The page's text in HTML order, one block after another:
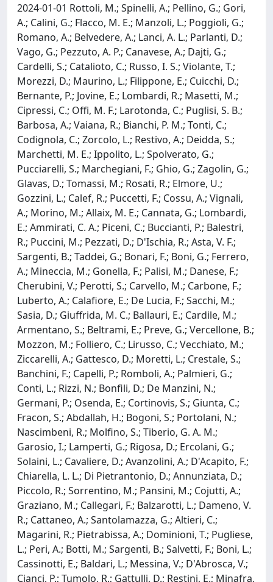
2024-01-01 Rottoli, M.; Spinelli, A.; Pellino, G.; Gori,
A.; Calini, G.; Flacco, M. E.; Manzoli, L.; Poggioli, G.;
Romano, A.; Belvedere, A.; Lanci, A. L.; Parlanti, D.;
Vago, G.; Pezzuto, A. P.; Canavese, A.; Dajti, G.;
Cardelli, S.; Catalioto, C.; Russo, I. S.; Violante, T.;
Morezzi, D.; Maurino, L.; Filippone, E.; Cuicchi, D.;
Bernante, P.; Jovine, E.; Lombardi, R.; Masetti, M.;
Cipressi, C.; Offi, M. F.; Larotonda, C.; Puglisi, S. B.;
Barbosa, A.; Vaiana, R.; Bianchi, P. M.; Tonti, C.;
Codignola, C.; Zorcolo, L.; Restivo, A.; Deidda, S.;
Marchetti, M. E.; Ippolito, L.; Spolverato, G.;
Pucciarelli, S.; Marchegiani, F.; Ghio, G.; Zagolin, G.;
Glavas, D.; Tomassi, M.; Rosati, R.; Elmore, U.;
Gozzini, L.; Calef, R.; Puccetti, F.; Cossu, A.; Vignali,
A.; Morino, M.; Allaix, M. E.; Cannata, G.; Lombardi,
E.; Ammirati, C. A.; Piceni, C.; Buccianti, P.; Balestri,
R.; Puccini, M.; Pezzati, D.; D'Ischia, R.; Asta, V. F.;
Sargenti, B.; Taddei, G.; Bonari, F.; Boni, G.; Ferrero,
A.; Mineccia, M.; Gonella, F.; Palisi, M.; Danese, F.;
Cherubini, V.; Perotti, S.; Carvello, M.; Carbone, F.;
Luberto, A.; Calafiore, E.; De Lucia, F.; Sacchi, M.;
Sasia, D.; Giuffrida, M. C.; Ballauri, E.; Cardile, M.;
Armentano, S.; Beltrami, E.; Preve, G.; Vercellone, B.;
Mozzon, M.; Folliero, C.; Lirusso, C.; Vecchiato, M.;
Ziccarelli, A.; Gattesco, D.; Moretti, L.; Crestale, S.;
Banchini, F.; Capelli, P.; Romboli, A.; Palmieri, G.;
Conti, L.; Rizzi, N.; Bonfili, D.; De Manzini, N.;
Germani, P.; Osenda, E.; Cortinovis, S.; Giunta, C.;
Fracon, S.; Abdallah, H.; Bogoni, S.; Portolani, N.;
Nascimbeni, R.; Molfino, S.; Tiberio, G. A. M.;
Garosio, I.; Lamperti, G.; Rigosa, D.; Ercolani, G.;
Solaini, L.; Cavaliere, D.; Avanzolini, A.; D'Acapito, F.;
Chiarella, L. L.; Di Pietrantonio, D.; Annunziata, D.;
Piccolo, R.; Sorrentino, M.; Pansini, M.; Cojutti, A.;
Graziano, M.; Callegari, F.; Balzarotti, L.; Dameno, V.
R.; Cattaneo, A.; Santolamazza, G.; Altieri, C.;
Magarini, R.; Pietrabissa, A.; Dominioni, T.; Pugliese,
L.; Peri, A.; Botti, M.; Sargenti, B.; Salvetti, F.; Boni, L.;
Cassinotti, E.; Baldari, L.; Messina, V.; D'Abrosca, V.;
Cianci, P.; Tumolo, R.; Gattulli, D.; Restini, E.; Minafra,